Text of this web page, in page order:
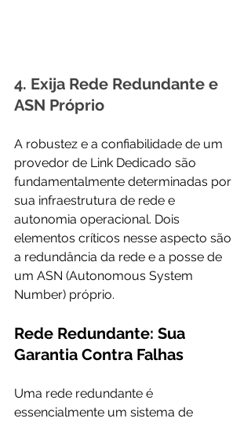
4. Exija Rede Redundante e
ASN Próprio
A robustez e a confiabilidade de um
provedor de Link Dedicado são
fundamentalmente determinadas por
sua infraestrutura de rede e
autonomia operacional. Dois
elementos críticos nesse aspecto são
a redundância da rede e a posse de
um ASN (Autonomous System
Number) próprio.
Rede Redundante: Sua
Garantia Contra Falhas
Uma rede redundante é
essencialmente um sistema de